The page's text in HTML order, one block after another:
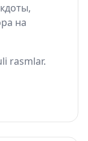
на
rasmlar.